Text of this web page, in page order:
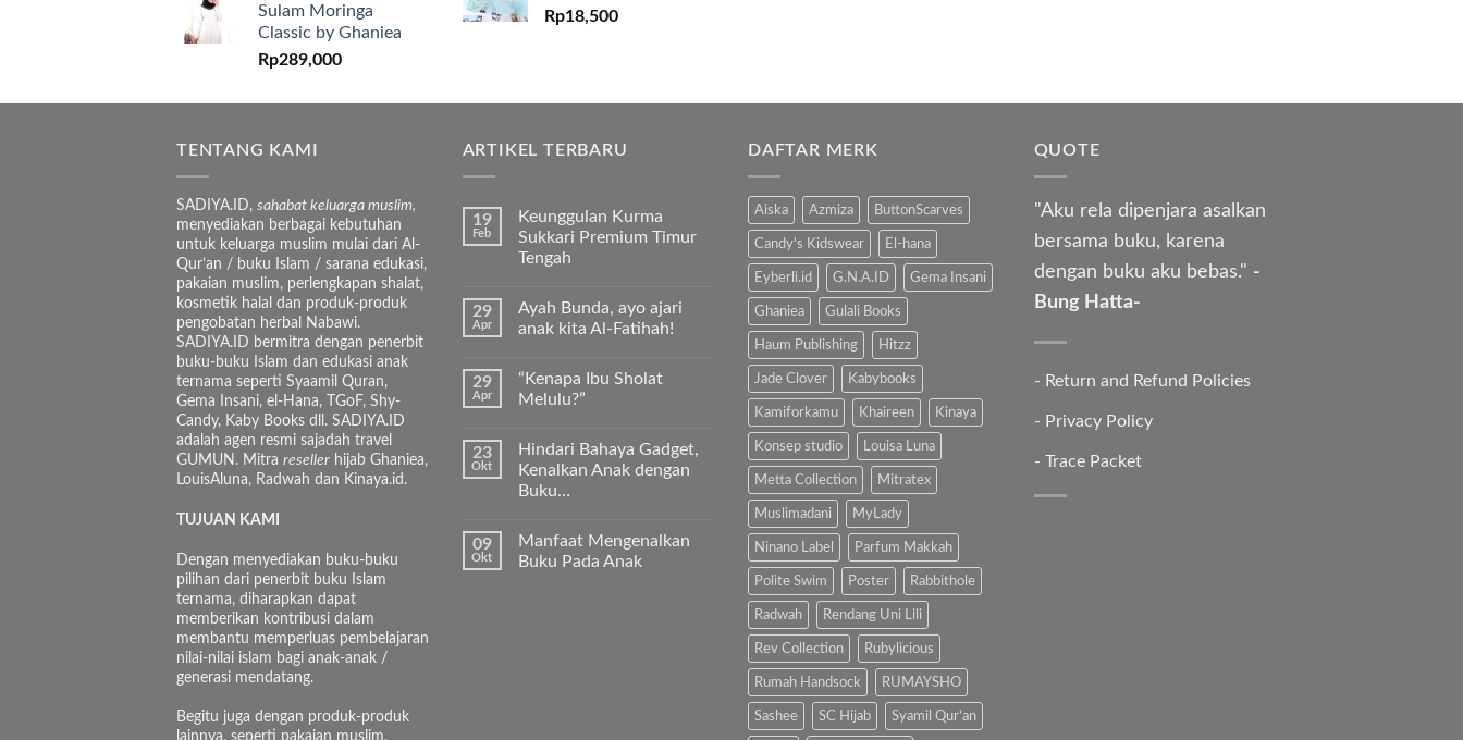
Sulam Moringa
Classic by Ghaniea
Rp289,000
Rp18,500
TENTANG KAMI
SADIYA.ID, sahabat keluarga muslim,
menyediakan berbagai kebutuhan
untuk keluarga muslim mulai dari Al-
Qur’an / buku Islam / sarana edukasi,
pakaian muslim, perlengkapan shalat,
kosmetik halal dan produk-produk
pengobatan herbal Nabawi.
SADIYA.ID bermitra dengan penerbit
buku-buku Islam dan edukasi anak
ternama seperti Syaamil Quran,
Gema Insani, el-Hana, TGoF, Shy-
Candy, Kaby Books dll. SADIYA.ID
adalah agen resmi sajadah travel
GUMUN. Mitra reseller hijab Ghaniea,
LouisAluna, Radwah dan Kinaya.id.
TUJUAN KAMI
Dengan menyediakan buku-buku
pilihan dari penerbit buku Islam
ternama, diharapkan dapat
memberikan kontribusi dalam
membantu memperluas pembelajaran
nilai-nilai islam bagi anak-anak /
generasi mendatang.
Begitu juga dengan produk-produk
lainnya, seperti pakaian muslim,
ARTIKEL TERBARU
19
Feb
Keunggulan Kurma
Sukkari Premium Timur
Tengah
komentar
Keunggulan
Premium
Timur
Tengah
29
Apr
Ayah Bunda, ayo ajari
anak kita Al-Fatihah!
komentar
pada
Ayah
ajari
anak
kita
Al-
29
Apr
“Kenapa Ibu Sholat
Melulu?”
komentar
pada
“Kenapa
Ibu
23
Okt
Hindari Bahaya Gadget,
Kenalkan Anak dengan
Buku…
komentar
pada
Hindari
09
Okt
Manfaat Mengenalkan
Buku Pada Anak
DAFTAR MERK
Aiska Azmiza ButtonScarves
Candy's Kidswear El-hana
Eyberli.id G.N.A.ID Gema Insani
Ghaniea Gulali Books
Haum Publishing Hitzz
Jade Clover Kabybooks
Kamiforkamu Khaireen Kinaya
Konsep studio Louisa Luna
Metta Collection Mitratex
Muslimadani MyLady
Ninano Label Parfum Makkah
Polite Swim Poster Rabbithole
Radwah Rendang Uni Lili
Rev Collection Rubylicious
Rumah Handsock RUMAYSHO
Sashee SC Hijab Syamil Qur'an
QUOTE
"Aku rela dipenjara asalkan
bersama buku, karena
dengan buku aku bebas." -
Bung Hatta-
- Return and Refund Policies
- Privacy Policy
- Trace Packet